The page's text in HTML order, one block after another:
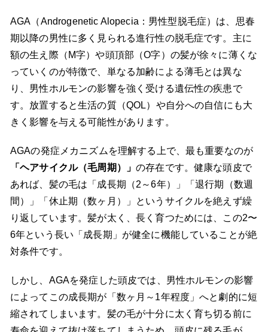
AGA（Androgenetic Alopecia：男性型脱毛症）は、思春
期以降の男性に多く見られる進行性の脱毛症です。主に
額の生え際（M字）や頭頂部（O字）の髪が徐々に薄くな
っていくのが特徴で、単なる加齢による薄毛とは異な
り、男性ホルモンの影響を強く受ける遺伝性の疾患で
す。放置すると生活の質（QOL）や自分への自信にも大
きく影響を与える可能性があります。
AGAの発症メカニズムを理解する上で、最も重要なのが
「ヘアサイクル（毛周期）」の存在です。健康な頭皮で
あれば、髪の毛は「成長期（2～6年）」「退行期（数週
間）」「休止期（数ヶ月）」というサイクルを絶えず繰
り返しています。髪が太く、長く育つためには、この2〜
6年という長い「成長期」が健全に機能していることが絶
対条件です。
しかし、AGAを発症した頭皮では、男性ホルモンの影響
によってこの成長期が「数ヶ月～1年程度」へと劇的に短
縮されてしまいます。髪の毛が十分に太く育ち切る前に